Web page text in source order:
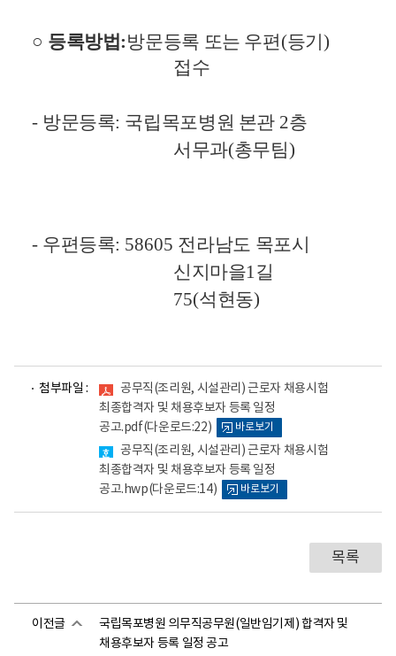
○ 등록방법:방문등록 또는 우편(등기)
접수
- 방문등록: 국립목포병원 본관 2층
서무과(총무팀)
- 우편등록: 58605 전라남도 목포시
신지마을1
75(석현동)
첨부파일 :
공무직(조리원, 시설관리) 근로자 채용시험
최종합격자 및 채용후보자 등록 일정
공고.pdf(다운로드:22) 바로보기
공무직(조리원, 시설관리) 근로자 채용시험
최종합격자 및 채용후보자 등록 일정
공고.hwp(다운로드:14) 바로보기
목록
이전글
국립목포병원 의무직공무원(일반임기제) 합격자 및
채용후보자 등록 일정 공고